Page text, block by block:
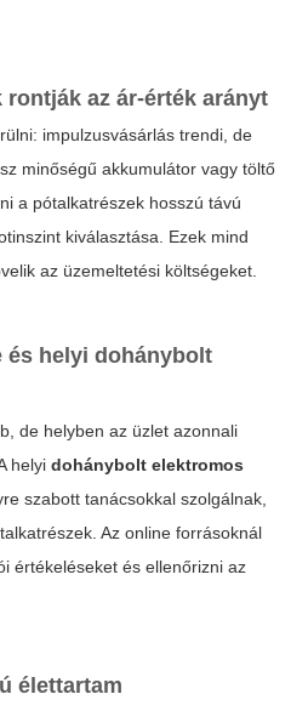
az ár-érték arányt
impulzusvásárlás trendi, de
minőségű akkumulátor vagy töltő
a pótalkatrészek hosszú távú
kiválasztása. Ezek mind
az üzemeltetési költségeket.
és helyi dohánybolt
de helyben az üzlet azonnali
helyi dohánybolt elektromos
szabott tanácsokkal szolgálnak,
Az online forrásoknál
értékeléseket és ellenőrizni az
élettartam